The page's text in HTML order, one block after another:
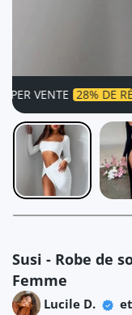
28% DE
Susi - Robe de
Femme
Lucile D.